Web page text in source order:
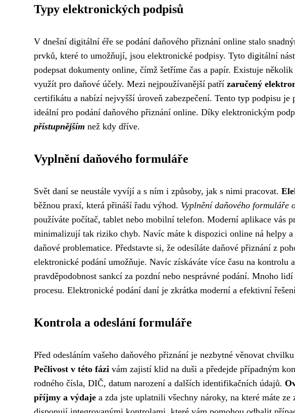
Typy elektronických podpisů
V dnešní digitální éře se podání daňového přiznání online stalo
prvků, které to umožňují, jsou elektronické podpisy. Tyto digitální
podepsat dokumenty online, čímž šetříme čas a papír. Existuje
využít pro daňové účely. Mezi nejpoužívanější patří zaručený
certifikátu a nabízí nejvyšší úroveň zabezpečení. Tento typ podpisu je
ideální pro podání daňového přiznání online. Díky elektronickým
přístupnějším než kdy dříve.
Vyplnění daňového formuláře
Svět daní se neustále vyvíjí a s ním i způsoby, jak s nimi pracovat.
běžnou praxí, která přináší řadu výhod. Vyplnění daňového formuláře
používáte počítač, tablet nebo mobilní telefon. Moderní aplikace vás
minimalizují tak riziko chyb. Navíc máte k dispozici online ná helpy
daňové problematice. Představte si, že odesíláte daňové přiznání z
elektronické podání umožňuje. Navíc získáváte více času na kontrolu
pravděpodobnost sankcí za pozdní nebo nesprávné podání. Mnoho
procesu. Elektronické podání daní je zkrátka moderní a efektivní
Kontrola a odeslání formuláře
Před odesláním vašeho daňového přiznání je nezbytné věnovat
Pečlivost v této fázi vám zajistí klid na duši a předejde případným
rodného čísla, DIČ, datum narození a dalších identifikačních údajů.
příjmy a výdaje a zda jste uplatnili všechny nároky, na které máte